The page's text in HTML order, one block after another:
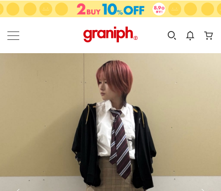
カテゴリーから探す
KIDS
カテゴリ
サイズ